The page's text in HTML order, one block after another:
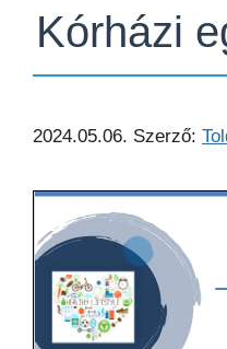
Kórházi
2024.05.06. Szerző: